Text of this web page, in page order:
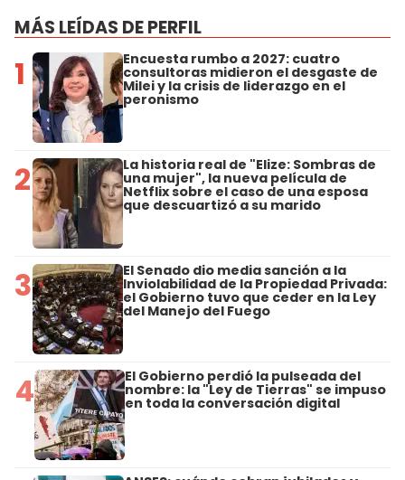
MÁS LEÍDAS DE PERFIL
1 Encuesta rumbo a 2027: cuatro
consultoras midieron el desgaste de
Milei y la crisis de liderazgo en el
peronismo
2 La historia real de "Elize: Sombras de
una mujer", la nueva película de
Netflix sobre el caso de una esposa
que descuartizó a su marido
3 El Senado dio media sanción a la
Inviolabilidad de la Propiedad Privada:
el Gobierno tuvo que ceder en la Ley
del Manejo del Fuego
4 El Gobierno perdió la pulseada del
nombre: la "Ley de Tierras" se impuso
en toda la conversación digital